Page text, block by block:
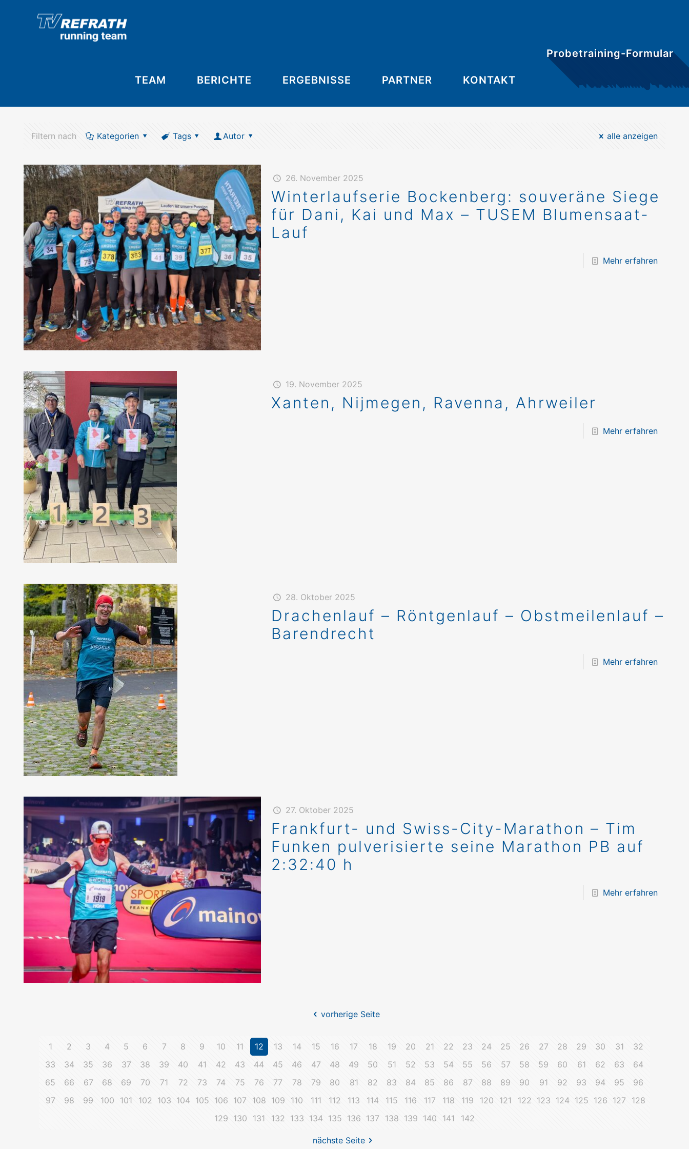
TEAM BERICHTE ERGEBNISSE PARTNER KONTAKT
Probetraining-Formular
Filtern nach Kategorien Tags Autor alle anzeigen
26. November 2025
Winterlaufserie Bockenberg: souveräne Siege
für Dani, Kai und Max – TUSEM Blumensaat-
Lauf
Mehr erfahren
19. November 2025
Xanten, Nijmegen, Ravenna, Ahrweiler
Mehr erfahren
28. Oktober 2025
Drachenlauf – Röntgenlauf – Obstmeilenlauf –
Barendrecht
Mehr erfahren
27. Oktober 2025
Frankfurt- und Swiss-City-Marathon – Tim
Funken pulverisierte seine Marathon PB auf
2:32:40 h
Mehr erfahren
vorherige Seite
1 2 3 4 5 6 7 8 9 10 11 12 13 14 15 16 17 18 19 20 21 22 23 24 25 26 27 28 29 30 31
32
33
34 35 36 37 38 39 40 41 42 43 44 45 46 47 48 49 50 51 52 53 54 55 56 57 58 59 60 61 62 63
64
65
66 67 68 69 70 71 72 73 74 75 76 77 78 79 80 81 82 83 84 85 86 87 88 89 90 91 92 93 94 95
96
97
98 99 100 101 102 103 104 105 106 107 108 109 110 111 112 113 114 115 116 117 118 119 120 121 122 123 124 125 126 127
128
129 130 131 132 133 134 135 136 137 138 139 140 141 142
nächste Seite